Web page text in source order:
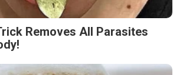
Removes All Parasites